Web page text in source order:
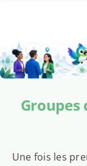
Groupes
Une fois les